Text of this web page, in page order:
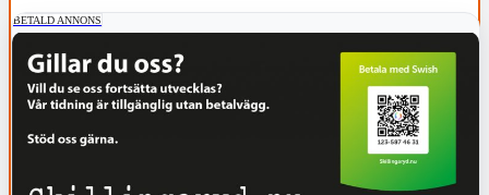
BETALD ANNONS